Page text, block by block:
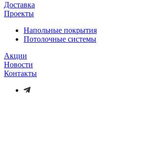
Доставка
Проекты
Напольные покрытия
Потолочные системы
Акции
Новости
Контакты